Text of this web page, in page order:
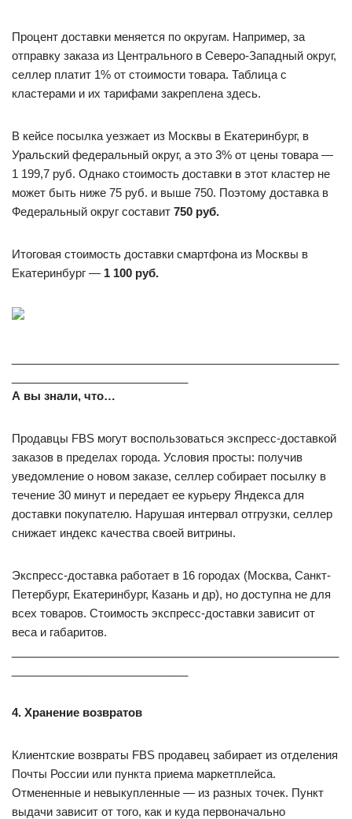
Процент доставки меняется по округам. Например, за
отправку заказа из Центрального в Северо-Западный округ,
селлер платит 1% от стоимости товара. Таблица с
кластерами и их тарифами закреплена здесь.
В кейсе посылка уезжает из Москвы в Екатеринбург, в
Уральский федеральный округ, а это 3% от цены товара —
1 199,7 руб. Однако стоимость доставки в этот кластер не
может быть ниже 75 руб. и выше 750. Поэтому доставка в
Федеральный округ составит 750 руб.
Итоговая стоимость доставки смартфона из Москвы в
Екатеринбург — 1 100 руб.
А вы знали, что…
Продавцы FBS могут воспользоваться экспресс-доставкой
заказов в пределах города. Условия просты: получив
уведомление о новом заказе, селлер собирает посылку в
течение 30 минут и передает ее курьеру Яндекса для
доставки покупателю. Нарушая интервал отгрузки, селлер
снижает индекс качества своей витрины.
Экспресс-доставка работает в 16 городах (Москва, Санкт-
Петербург, Екатеринбург, Казань и др), но доступна не для
всех товаров. Стоимость экспресс-доставки зависит от
веса и габаритов.
4. Хранение возвратов
Клиентские возвраты FBS продавец забирает из отделения
Почты России или пункта приема маркетплейса.
Отмененные и невыкупленные — из разных точек. Пункт
выдачи зависит от того, как и куда первоначально